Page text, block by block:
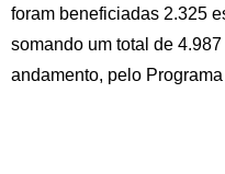
foram beneficiadas 2.325
somando um total de
andamento, pelo